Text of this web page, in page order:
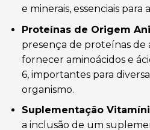
e minerais, essenciais para
Proteínas de Origem
presença de proteínas de
fornecer aminoácidos e
6, importantes para
organismo.
Suplementação
a inclusão de um